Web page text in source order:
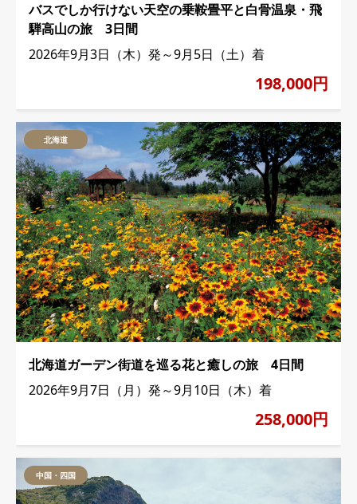
バスでしか行けない天空の乗鞍畳平と白骨温泉・飛
騨高山の旅 3日間
2026年9月3日（木）発～9月5日（土）着
198,000円
北海道
北海道ガーデン街道を巡る花と癒しの旅 4日間
2026年9月7日（月）発～9月10日（木）着
258,000円
中国・四国